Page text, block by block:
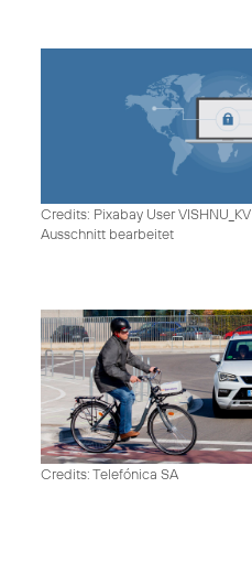
Credits: Pixabay User VISHNU_KV
Ausschnitt bearbeitet
Credits: Telefónica SA